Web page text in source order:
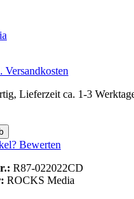
Versandkosten
Lieferzeit ca. 1-3
Bewerten
R87-022022CD
ROCKS Media